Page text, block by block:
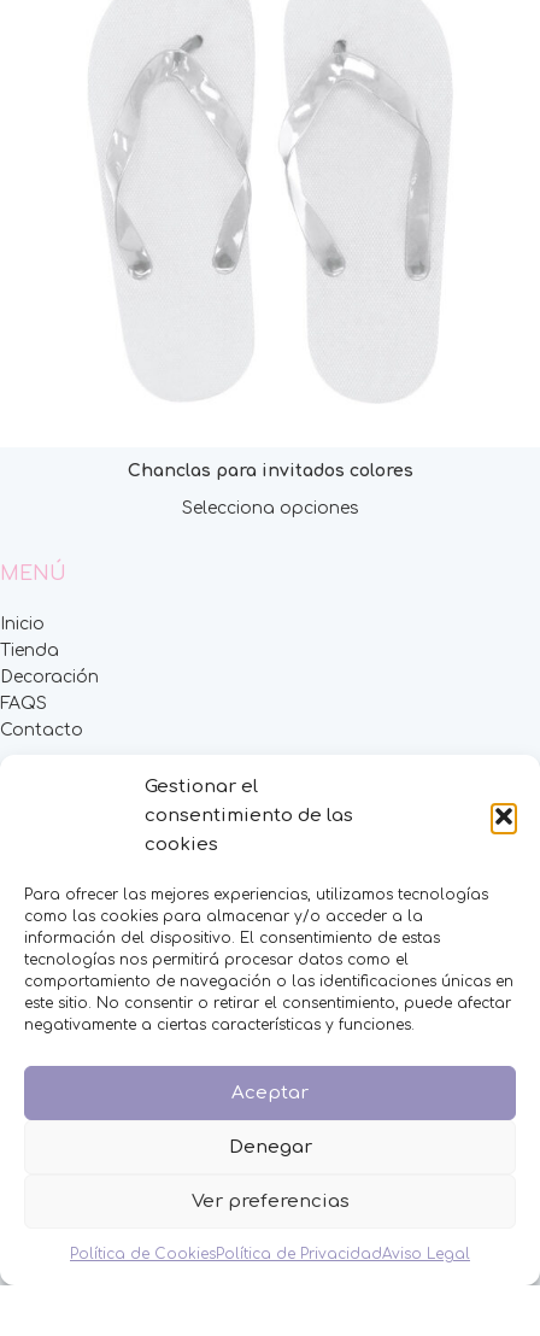
Gestionar el
consentimiento de las
cookies
Para ofrecer las mejores experiencias, utilizamos tecnologías
como las cookies para almacenar y/o acceder a la
información del dispositivo. El consentimiento de estas
tecnologías nos permitirá procesar datos como el
comportamiento de navegación o las identificaciones únicas en
este sitio. No consentir o retirar el consentimiento, puede afectar
negativamente a ciertas características y funciones.
Aceptar
Denegar
Ver preferencias
Política de CookiesPolítica de PrivacidadAviso Legal
Chanclas para invitados colores
Selecciona opciones
MENÚ
Inicio
Tienda
Decoración
FAQS
Contacto
COMUNIÓN
HOMBRES
MESAS DULCES
MINIPERFUMES
MUJERES
NIÑOS
OFERTAS
THE FRUIT COMPANY
Política de Privacidad